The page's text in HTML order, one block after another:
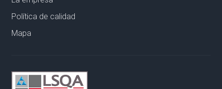
Política de calidad
Mapa